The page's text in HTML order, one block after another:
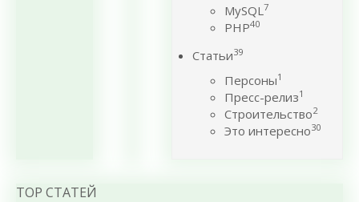
MySQL7
PHP40
Статьи39
Персоны1
Пресс-релиз1
Строительство2
Это интересно30
TOP СТАТЕЙ